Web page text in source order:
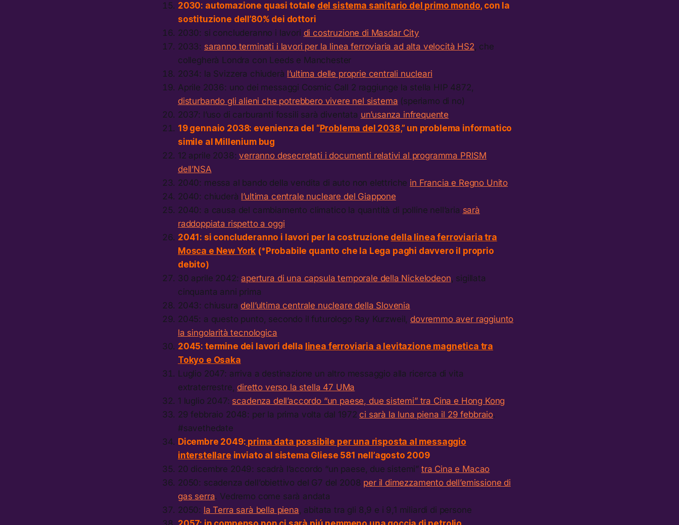
2030: automazione quasi totale del sistema sanitario del primo mondo, con la
sostituzione dell’80% dei dottori
2030: si concluderanno i lavori di costruzione di Masdar City
2033: saranno terminati i lavori per la linea ferroviaria ad alta velocità HS2, che
collegherà Londra con Leeds e Manchester
2034: la Svizzera chiuderà l’ultima delle proprie centrali nucleari
Aprile 2036: uno dei messaggi Cosmic Call 2 raggiunge la stella HIP 4872,
disturbando gli alieni che potrebbero vivere nel sistema (speriamo di no)
2037: l’uso di carburanti fossili sarà diventata un’usanza infrequente
19 gennaio 2038: evenienza del “Problema del 2038,” un problema informatico
simile al Millenium bug
12 aprile 2038:verranno desecretati i documenti relativi al programma PRISM
dell’NSA
2040: messa al bando della vendita di auto non elettriche in Francia e Regno Unito
2040: chiuderà l’ultima centrale nucleare del Giappone
2040: a causa del cambiamento climatico la quantità di polline nell’aria sarà
raddoppiata rispetto a oggi
2041: si concluderanno i lavori per la costruzione della linea ferroviaria tra
Mosca e New York (*Probabile quanto che la Lega paghi davvero il proprio
debito)
30 aprile 2042:apertura di una capsula temporale della Nickelodeon, sigillata
cinquanta anni prima
2043: chiusura dell’ultima centrale nucleare della Slovenia
2045: a questo punto, secondo il futurologo Ray Kurzweil, dovremmo aver raggiunto
la singolarità tecnologica
2045: termine dei lavori della linea ferroviaria a levitazione magnetica tra
Tokyo e Osaka
Luglio 2047: arriva a destinazione un altro messaggio alla ricerca di vita
extraterrestre, diretto verso la stella 47 UMa
1 luglio 2047: scadenza dell’accordo “un paese, due sistemi” tra Cina e Hong Kong
29 febbraio 2048: per la prima volta dal 1972 ci sarà la luna piena il 29 febbraio.
#savethedate
Dicembre 2049: prima data possibile per una risposta al messaggio
interstellare inviato al sistema Gliese 581 nell’agosto 2009
20 dicembre 2049: scadrà l’accordo “un paese, due sistemi” tra Cina e Macao
2050: scadenza dell’obiettivo del G7 del 2008 per il dimezzamento dell’emissione di
gas serra. Vedremo come sarà andata
2050: la Terra sarà bella piena, abitata tra gli 8,9 e i 9,1 miliardi di persone